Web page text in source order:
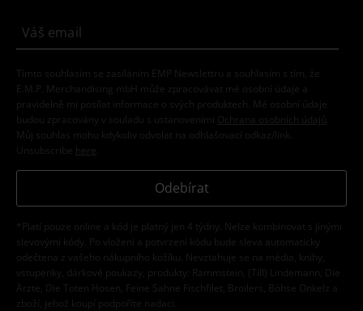
Tímto souhlasím se zasíláním EMP Newslettru a souhlasím s tím, že
E.M.P. Merchandising mbH může zpracovávat mé osobní údaje a
pravidelně mi posílat informace o svých produktech. Mé osobní údaje
budou zpracovány v souladu s ustanoveními
Ochrana osobních údajů
Můj souhlas mohu kdykoliv odvolat na odhlašovací odkaz/link.
Unsubscribe here
Odebírat
*Platí pouze online a kód je platný jen 4 týdny. Nelze kombinovat s jinými
slevovými kódy. Po vložení a potvrzení kódu bude sleva automaticky
odečtena z vašeho nákupního košíku. Nevztahuje se na média, knihy,
vstupenky, dárkové poukazy, produkty: Rammstein, (Till) Lindemann, Die
Ärzte, Die Toten Hosen, Feine Sahne Fischfilet, Broilers, Böhse Onkelz a
zboží, jehož koupí podpoříte nadaci.